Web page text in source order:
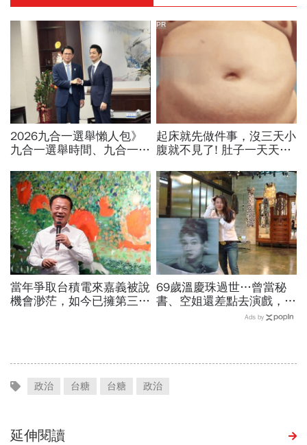
2026九合一選舉懶人包》
九合一選舉時間、九合一選
選、藍綠白布局選戰搶先看
起床就先做件事，沒三天小
腹就不見了! 肚子一天天變
PR
當年爭取台積電來嘉義被說
機會渺茫，如今已擁第三
69歲溫慶珠過世…曾當秘
書、空姐還差點去演戲，擁
過婚姻「只信一見鍾情」！
Ads by
政治 台糖 台糖 政治
延伸閱讀